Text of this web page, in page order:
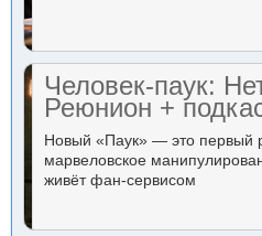
Человек-паук:
Реюнион +
Новый «Паук» — это первый
марвеловское
живёт фан-сервисом